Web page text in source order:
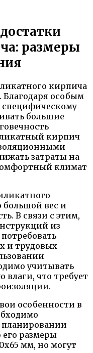
размеры
кирпича
Благодаря особым
специфическому
большие
кирпич
затраты на
климат
вес и
В связи с этим,
из
и трудовых
учитывать
влаги, что требует
особенности в
размеры
мм, но могут